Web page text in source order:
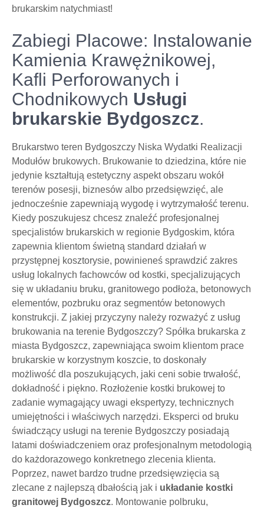
brukarskim natychmiast!
Zabiegi Placowe: Instalowanie
Kamienia Krawężnikowej,
Kafli Perforowanych i
Chodnikowych Usługi
brukarskie Bydgoszcz.
Brukarstwo teren Bydgoszczy Niska Wydatki Realizacji
Modułów brukowych. Brukowanie to dziedzina, które nie
jedynie kształtują estetyczny aspekt obszaru wokół
terenów posesji, biznesów albo przedsięwzięć, ale
jednocześnie zapewniają wygodę i wytrzymałość terenu.
Kiedy poszukujesz chcesz znaleźć profesjonalnej
specjalistów brukarskich w regionie Bydgoskim, która
zapewnia klientom świetną standard działań w
przystępnej kosztorysie, powinieneś sprawdzić zakres
usług lokalnych fachowców od kostki, specjalizujących
się w układaniu bruku, granitowego podłoża, betonowych
elementów, pozbruku oraz segmentów betonowych
konstrukcji. Z jakiej przyczyny należy rozważyć z usług
brukowania na terenie Bydgoszczy? Spółka brukarska z
miasta Bydgoszcz, zapewniająca swoim klientom prace
brukarskie w korzystnym koszcie, to doskonały
możliwość dla poszukujących, jaki ceni sobie trwałość,
dokładność i piękno. Rozłożenie kostki brukowej to
zadanie wymagający uwagi ekspertyzy, technicznych
umiejętności i właściwych narzędzi. Eksperci od bruku
świadczący usługi na terenie Bydgoszczy posiadają
latami doświadczeniem oraz profesjonalnym metodologią
do każdorazowego konkretnego zlecenia klienta.
Poprzez, nawet bardzo trudne przedsięwzięcia są
zlecane z najlepszą dbałością jak i układanie kostki
granitowej Bydgoszcz. Montowanie polbruku,